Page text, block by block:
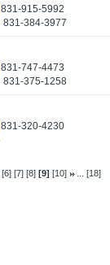
831-915-5992
831-384-3977
831-747-4473
831-375-1258
831-320-4230
[6] [7] [8] [9] [10] ...[18]